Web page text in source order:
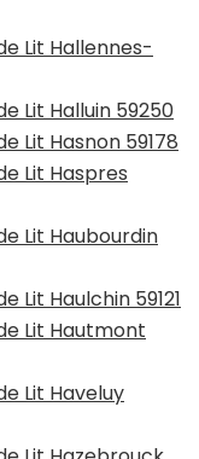
Lit Hallennes-
Lit Halluin 59250
Lit Hasnon 59178
Lit Haspres
Lit Haubourdin
Lit Haulchin 59121
Lit Hautmont
Lit Haveluy